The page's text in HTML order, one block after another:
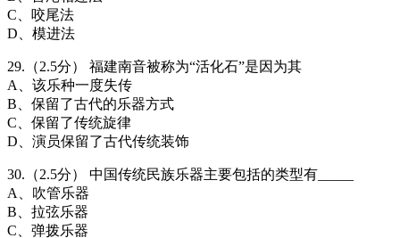
C、咬尾法
D、模进法
29.（2.5分） 福建南音被称为“活化石”是因为其
A、该乐种一度失传
B、保留了古代的乐器方式
C、保留了传统旋律
D、演员保留了古代传统装饰
30.（2.5分） 中国传统民族乐器主要包括的类型有_____
A、吹管乐器
B、拉弦乐器
C、弹拨乐器